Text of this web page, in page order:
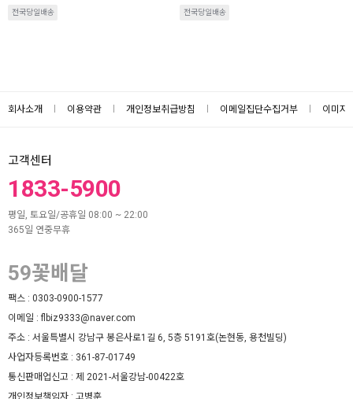
전국당일배송 전국당일배송
회사소개 이용약관 개인정보취급방침 이메일집단수집거부 이미지
고객센터
1833-5900
평일, 토요일/공휴일 08:00 ~ 22:00
365일 연중무휴
59꽃배달
팩스 : 0303-0900-1577
이메일 :flbiz9333@naver.com
주소 : 서울특별시 강남구 봉은사로1길 6, 5층 5191호(논현동, 용천빌딩)
사업자등록번호 : 361-87-01749
통신판매업신고 : 제 2021-서울강남-00422호